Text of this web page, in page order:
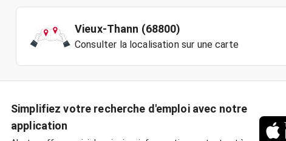
Vieux-Thann (68800)
Consulter la localisation sur une carte
Simplifiez votre recherche d'emploi avec notre
application